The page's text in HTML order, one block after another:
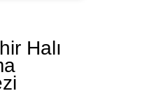
Halı